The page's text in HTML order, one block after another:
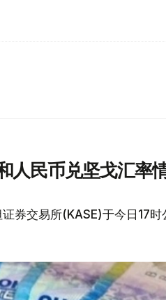
人民币兑坚戈汇率
证券交易所(KASE)于今日17